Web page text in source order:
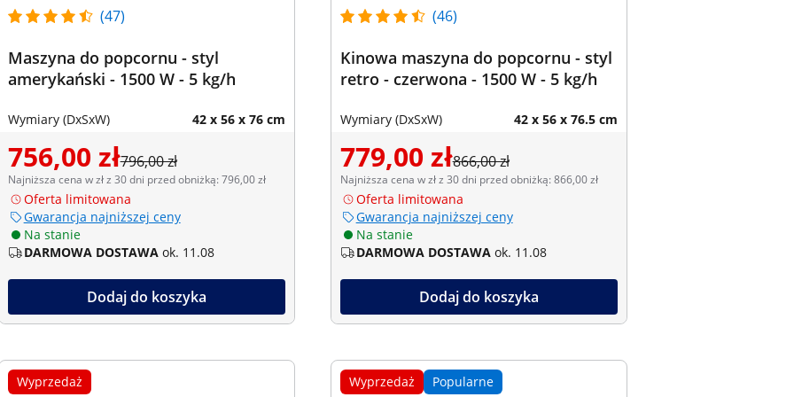
(47)
Maszyna do popcornu - styl
amerykański - 1500 W - 5 kg/h
Wymiary (DxSxW) 42 x 56 x 76 cm
756,00 zł796,00 zł
Najniższa cena w zł z 30 dni przed obniżką: 796,00 zł
Oferta limitowana
Gwarancja najniższej ceny
Na stanie
DARMOWA DOSTAWA ok. 11.08
Dodaj do koszyka
(46)
Kinowa maszyna do popcornu - styl
retro - czerwona - 1500 W - 5 kg/h
Wymiary (DxSxW) 42 x 56 x 76.5 cm
779,00 zł866,00 zł
Najniższa cena w zł z 30 dni przed obniżką: 866,00 zł
Oferta limitowana
Gwarancja najniższej ceny
Na stanie
DARMOWA DOSTAWA ok. 11.08
Dodaj do koszyka
Wyprzedaż Wyprzedaż Popularne